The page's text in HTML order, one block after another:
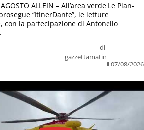
di
gazzettamatin
il 07/08/2026
ALLEIN – All’area verde Le Plan-
“ItinerDante”, le letture
con la partecipazione di Antonello